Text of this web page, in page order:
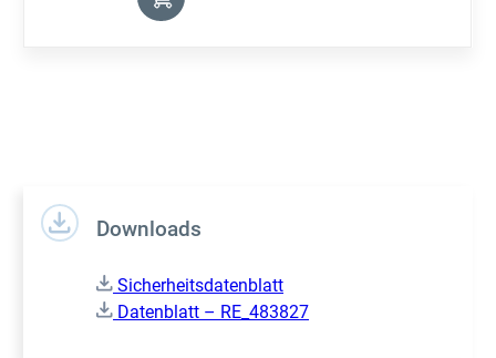
Downloads
Sicherheitsdatenblatt
Datenblatt – RE_483827